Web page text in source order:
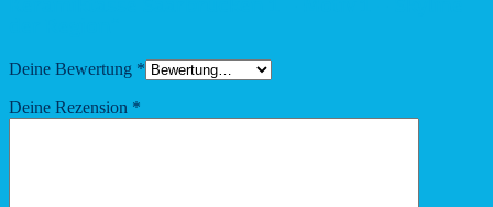
Deine Bewertung *
Deine Rezension *